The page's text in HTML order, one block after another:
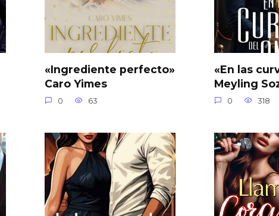
«Ingrediente perfecto»
Caro Yimes
0 63
«En las
Meyling
0 318